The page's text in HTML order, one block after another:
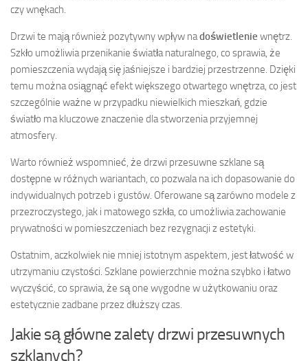
czy wnękach.
Drzwi te mają również pozytywny wpływ nadoświetlenie wnętrz.
Szkło umożliwia przenikanie światła naturalnego, co sprawia, że
pomieszczenia wydają się jaśniejsze i bardziej przestrzenne. Dzięki
temu można osiągnąć efekt większego otwartego wnętrza, co jest
szczególnie ważne w przypadku niewielkich mieszkań, gdzie
światło ma kluczowe znaczenie dla stworzenia przyjemnej
atmosfery.
Warto również wspomnieć, że drzwi przesuwne szklane są
dostępne w różnych wariantach, co pozwala na ich dopasowanie do
indywidualnych potrzeb i gustów. Oferowane są zarówno modele z
przezroczystego, jak i matowego szkła, co umożliwia zachowanie
prywatności w pomieszczeniach bez rezygnacji z estetyki.
Ostatnim, aczkolwiek nie mniej istotnym aspektem, jest łatwość w
utrzymaniu czystości. Szklane powierzchnie można szybko i łatwo
wyczyścić, co sprawia, że są one wygodne w użytkowaniu oraz
estetycznie zadbane przez dłuższy czas.
Jakie są główne zalety drzwi przesuwnych
szklanych?